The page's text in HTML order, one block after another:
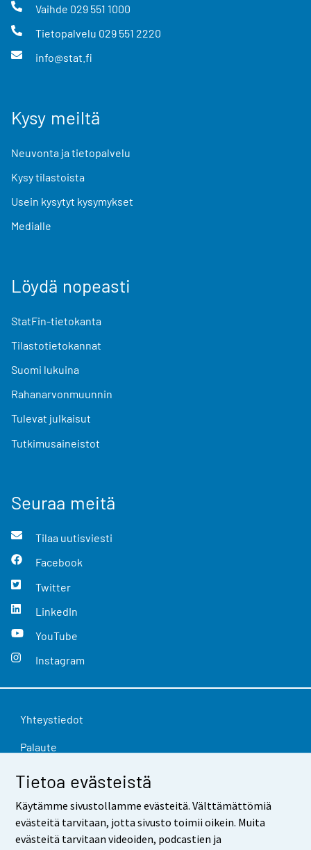
Tietoa evästeistä
Käytämme sivustollamme evästeitä. Välttämättömiä
evästeitä tarvitaan, jotta sivusto toimii oikein. Muita
evästeitä tarvitaan videoiden, podcastien ja
Vaihde 029 551 1000
Tietopalvelu 029 551 2220
info@stat.fi
Kysy meiltä
Neuvonta ja tietopalvelu
Kysy tilastoista
Usein kysytyt kysymykset
Medialle
Löydä nopeasti
StatFin-tietokanta
Tilastotietokannat
Suomi lukuina
Rahanarvonmuunnin
Tulevat julkaisut
Tutkimusaineistot
Seuraa meitä
Tilaa uutisviesti
Facebook
Twitter
LinkedIn
YouTube
Instagram
Yhteystiedot
Palaute
Käyttöehdot
Tietosuoja
Saavutettavuus